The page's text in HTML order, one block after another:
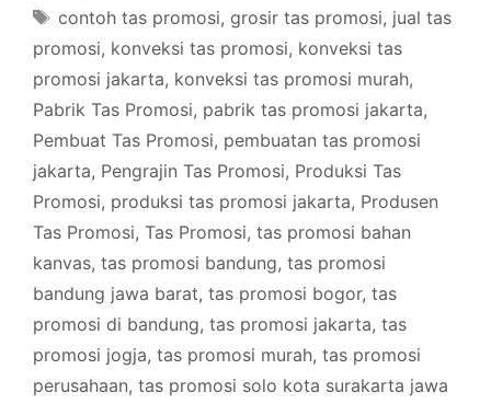
Tags
contoh tas promosi, grosir tas promosi, jual tas
promosi, konveksi tas promosi, konveksi tas
promosi jakarta, konveksi tas promosi murah,
Pabrik Tas Promosi, pabrik tas promosi jakarta,
Pembuat Tas Promosi, pembuatan tas promosi
jakarta, Pengrajin Tas Promosi, Produksi Tas
Promosi, produksi tas promosi jakarta, Produsen
Tas Promosi, Tas Promosi, tas promosi bahan
kanvas, tas promosi bandung, tas promosi
bandung jawa barat, tas promosi bogor, tas
promosi di bandung, tas promosi jakarta, tas
promosi jogja, tas promosi murah, tas promosi
perusahaan, tas promosi solo kota surakarta jawa